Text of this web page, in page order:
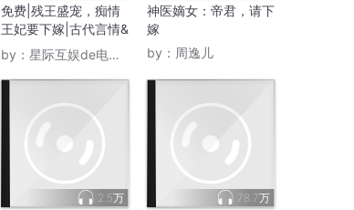
免费|残王盛宠，痴情
王妃要下嫁|古代言情&
叶澜依&慕容珏
by： 星际互娱de电子书
神医嫡女：帝君，请下
嫁
by： 周逸儿
2.5万 78.7万